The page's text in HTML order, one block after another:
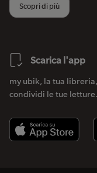
Scopri di più
Scarica l'app
my ubik, la tua
condividi le tue letture.